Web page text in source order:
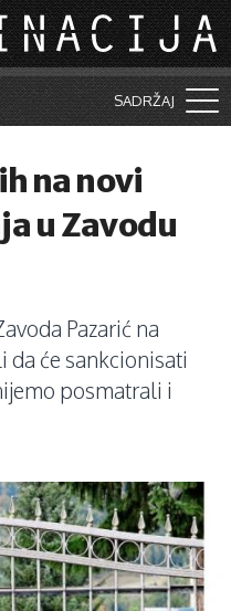
SADRŽAJ
na novi
u Zavodu
Pazarić na
da će sankcionisati
posmatrali i